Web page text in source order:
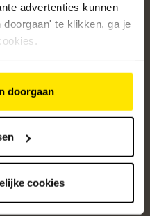
advertenties kunnen
te klikken, ga je
doorgaan
cookies
acties
en persoonlijk advies.